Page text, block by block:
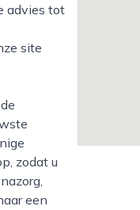
advies tot
site
zodat u
een